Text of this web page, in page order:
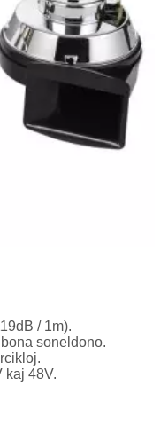
/ 1m).
soneldono.
kaj 48V.